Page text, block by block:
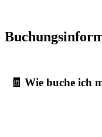
🧾 Wie buche ich